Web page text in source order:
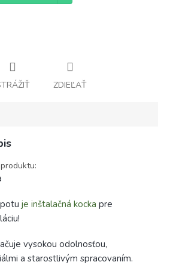
ZDIEĽAŤ
je inštalačná kocka pre
vysokou odolnosťou,
a starostlivým spracovaním.